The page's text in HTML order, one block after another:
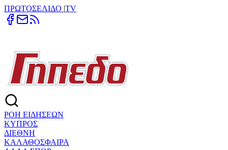
ΠΡΩΤΟΣΕΛΙΔΟ |TV
ΡΟΗ ΕΙΔΗΣΕΩΝ
ΚΥΠΡΟΣ
ΔΙΕΘΝΗ
ΚΑΛΑΘΟΣΦΑΙΡΑ